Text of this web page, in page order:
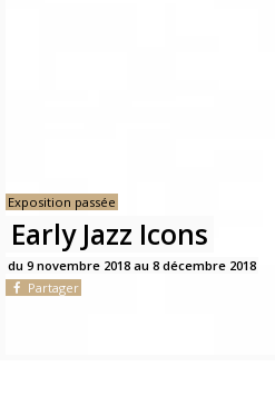
Exposition passée
Early Jazz Icons
du 9 novembre 2018 au 8 décembre 2018
Partager